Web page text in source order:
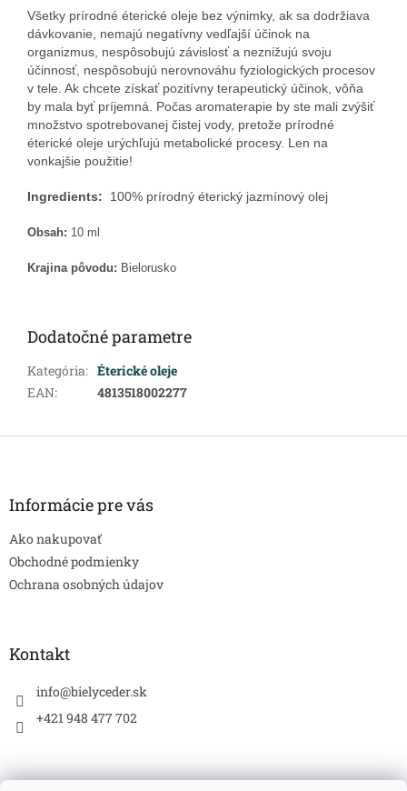
Všetky prírodné éterické oleje bez výnimky, ak sa dodržiava
dávkovanie, nemajú negatívny vedľajší účinok na
organizmus, nespôsobujú závislosť a neznižujú svoju
účinnosť, nespôsobujú nerovnováhu fyziologických procesov
v tele. Ak chcete získať pozitívny terapeutický účinok, vôňa
by mala byť príjemná. Počas aromaterapie by ste mali zvýšiť
množstvo spotrebovanej čistej vody, pretože prírodné
éterické oleje urýchľujú metabolické procesy. Len na
vonkajšie použitie!
Ingredients: 100% prírodný éterický jazmínový olej
Obsah: 10 ml
Krajina pôvodu: Bielorusko
Dodatočné parametre
Kategória: Éterické oleje
EAN: 4813518002277
Z
Informácie pre vás
Ako nakupovať
Obchodné podmienky
Ochrana osobných údajov
Kontakt
info@bielyceder.sk
+421 948 477 702